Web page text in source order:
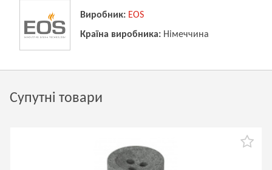
Виробник: EOS
Країна виробника: Німеччина
Супутні товари